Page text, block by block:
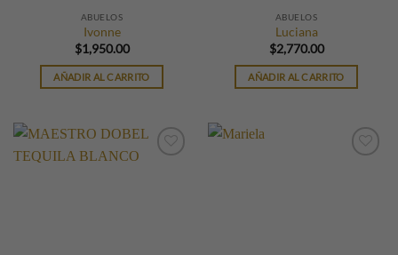
ABUELOS
Ivonne
$1,950.00
AÑADIR AL CARRITO
ABUELOS
Luciana
$2,770.00
AÑADIR AL CARRITO